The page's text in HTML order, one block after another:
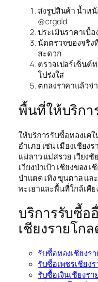
ส่งรูปสินค้า น้ำหนั
@crgold
ประเมินราคาเบื้
นัดตรวจของจริง
สะดวก
ตรวจเปอร์เซ็นต์
โปร่งใส
ตกลงราคาแล้วจ่
พื้นที่ให้บริกา
ให้บริการรับซื้อทองเค
อำเภอ เช่น เมืองเชีย
แม่ลาว แม่สรวย เวียงชั
เวียงป่าเป้า เชียงของ
ป่าแดด เทิง ขุนตาล แล
พะเยาและพื้นที่ใกล้เคีย
บริการรับซื้อ
เชียงรายโก
รับซื้อทองเชียงร
รับซื้อเพชรเชียงร
รับซื้อเงินเชียงรา